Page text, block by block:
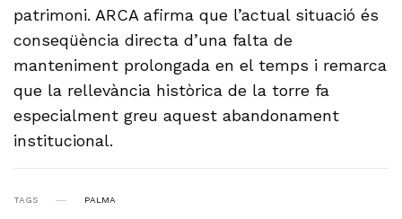
patrimoni. ARCA afirma que l’actual situació és
conseqüència directa d’una falta de
manteniment prolongada en el temps i remarca
que la rellevància històrica de la torre fa
especialment greu aquest abandonament
institucional.
TAGS PALMA